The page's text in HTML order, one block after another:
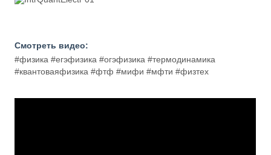
Смотреть видео:
#физика #егэфизика #огэфизика #термодинамика
#квантоваяфизика #фтф #мифи #мфти #физтех